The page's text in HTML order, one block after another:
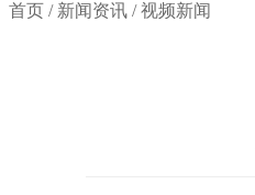
首页 / 新闻资讯 /视频新闻